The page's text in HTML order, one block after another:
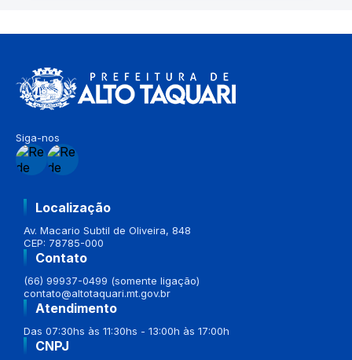
Siga-nos
Localização
Av. Macario Subtil de Oliveira, 848
CEP: 78785-000
Contato
(66) 99937-0499 (somente ligação)
contato@altotaquari.mt.gov.br
Atendimento
Das 07:30hs às 11:30hs - 13:00h às 17:00h
CNPJ